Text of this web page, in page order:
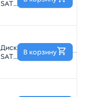
SAT
Диск тормозной
SAT
—
В корзину